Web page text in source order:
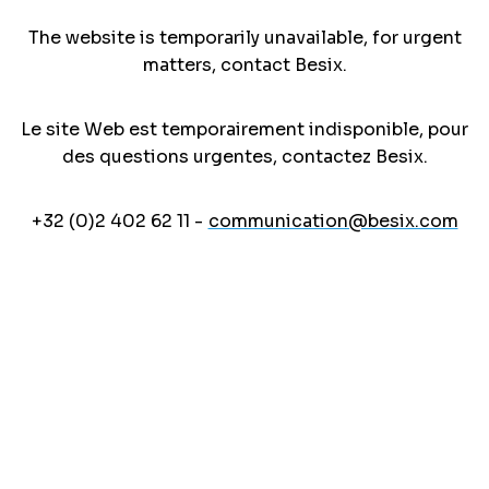
The website is temporarily unavailable, for urgent
matters, contact Besix.
Le site Web est temporairement indisponible, pour
des questions urgentes, contactez Besix.
+32 (0)2 402 62 11 - communication@besix.com